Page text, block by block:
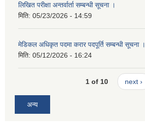
लिखित परीक्षा अन्तर्वार्ता सम्बन्धी सूचना ।
मिति: 05/23/2026 - 14:59
मेडिकल अधिकृत पदमा करार पदपूर्ति सम्बन्धी सूचना ।
मिति: 05/12/2026 - 16:24
1 of 10 next ›
अन्य